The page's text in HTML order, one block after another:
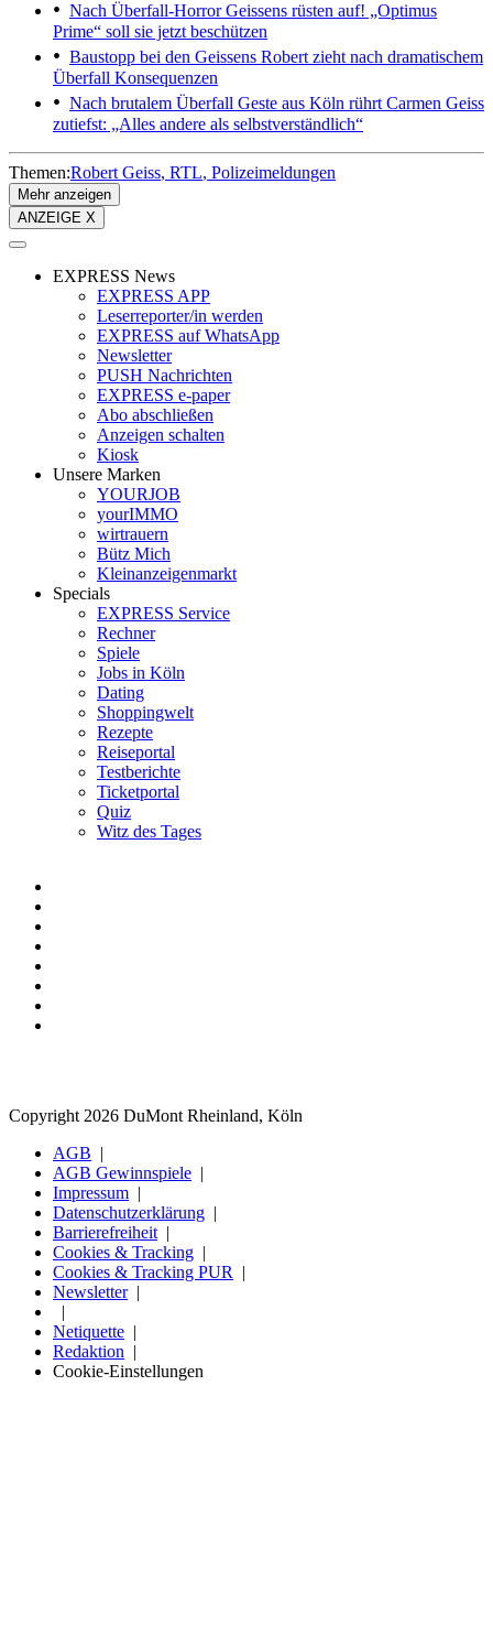
Nach Überfall-HorrorGeissens rüsten auf! „Optimus
Prime“ soll sie jetzt beschützen
Baustopp bei den Geissens Robert zieht nach dramatischem
Überfall Konsequenzen
Nach brutalem Überfall Geste aus Köln rührt Carmen Geiss
zutiefst: „Alles andere als selbstverständlich“
Themen:Robert Geiss RTL Polizeimeldungen
Mehr anzeigen
ANZEIGE X
EXPRESS News
EXPRESS APP
Leserreporter/in werden
EXPRESS auf WhatsApp
Newsletter
PUSH Nachrichten
EXPRESS e-paper
Abo abschließen
Anzeigen schalten
Kiosk
Unsere Marken
YOURJOB
yourIMMO
wirtrauern
Bütz Mich
Kleinanzeigenmarkt
Specials
EXPRESS Service
Rechner
Spiele
Jobs in Köln
Dating
Shoppingwelt
Rezepte
Reiseportal
Testberichte
Ticketportal
Quiz
Witz des Tages
Copyright 2026 DuMont Rheinland, Köln
AGB
AGB Gewinnspiele
Impressum
Datenschutzerklärung
Barrierefreiheit
Cookies & Tracking
Cookies & Tracking PUR
Newsletter
Netiquette
Redaktion
Cookie-Einstellungen